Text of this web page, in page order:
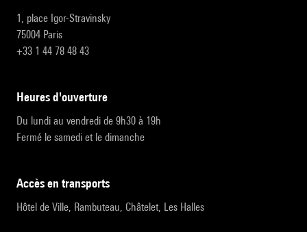
1, place Igor-Stravinsky
75004 Paris
+33 1 44 78 48 43
heures d'ouverture
Du lundi au vendredi de 9h30 à 19h
Fermé le samedi et le dimanche
accès en transports
Hôtel de Ville, Rambuteau, Châtelet, Les Halles